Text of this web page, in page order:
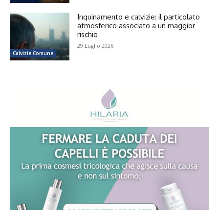
Calvizie Comune
Inquinamento e calvizie: il particolato
atmosferico associato a un maggior
rischio
29 Luglio 2026